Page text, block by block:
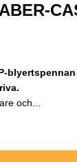
och...